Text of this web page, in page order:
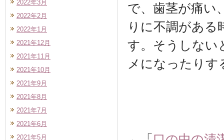
2022年3月
2022年2月
2022年1月
2021年12月
2021年11月
2021年10月
2021年9月
2021年8月
2021年7月
2021年6月
2021年5月
で、歯茎が痛い
りに不調がある
す。そうしない
メになったり